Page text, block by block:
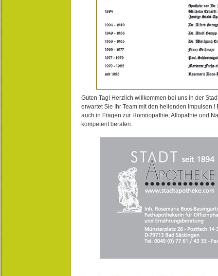
Guten Tag! Herzlich willkommen bei uns in der
erwartet Sie Ihr Team mit den heilenden Impulsen !
auch in Fragen zur Homöopathie, Allopathie und
kompetent beraten.